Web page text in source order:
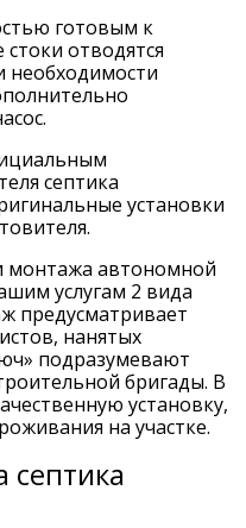
готовым к
отводятся
необходимости
септика
установки
монтажа автономной
услугам 2 вида
предусматривает
нанятых
подразумевают
бригады. В
установку,
на участке.